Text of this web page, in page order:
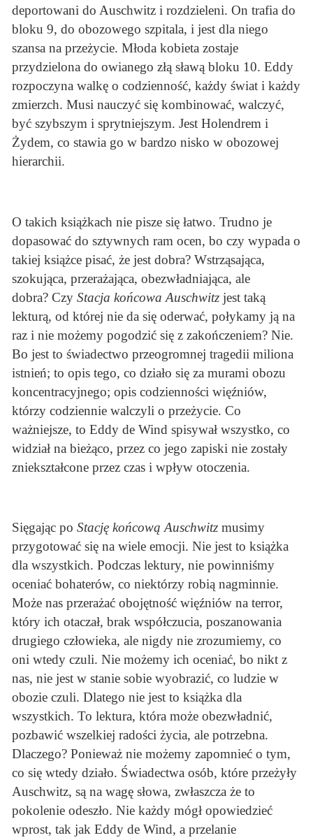
deportowani do Auschwitz i rozdzieleni. On trafia do
bloku 9, do obozowego szpitala, i jest dla niego
szansa na przeżycie. Młoda kobieta zostaje
przydzielona do owianego złą sławą bloku 10. Eddy
rozpoczyna walkę o codzienność, każdy świat i każdy
zmierzch. Musi nauczyć się kombinować, walczyć,
być szybszym i sprytniejszym. Jest Holendrem i
Żydem, co stawia go w bardzo nisko w obozowej
hierarchii.
O takich książkach nie pisze się łatwo. Trudno je
dopasować do sztywnych ram ocen, bo czy wypada o
takiej książce pisać, że jest dobra? Wstrząsająca,
szokująca, przerażająca, obezwładniająca, ale
dobra? Czy Stacja końcowa Auschwitzjest taką
lekturą, od której nie da się oderwać, połykamy ją na
raz i nie możemy pogodzić się z zakończeniem? Nie.
Bo jest to świadectwo przeogromnej tragedii miliona
istnień; to opis tego, co działo się za murami obozu
koncentracyjnego; opis codzienności więźniów,
którzy codziennie walczyli o przeżycie. Co
ważniejsze, to Eddy de Wind spisywał wszystko, co
widział na bieżąco, przez co jego zapiski nie zostały
zniekształcone przez czas i wpływ otoczenia.
Sięgając po Stację końcową Auschwitzmusimy
przygotować się na wiele emocji. Nie jest to książka
dla wszystkich. Podczas lektury, nie powinniśmy
oceniać bohaterów, co niektórzy robią nagminnie.
Może nas przerażać obojętność więźniów na terror,
który ich otaczał, brak współczucia, poszanowania
drugiego człowieka, ale nigdy nie zrozumiemy, co
oni wtedy czuli. Nie możemy ich oceniać, bo nikt z
nas, nie jest w stanie sobie wyobrazić, co ludzie w
obozie czuli. Dlatego nie jest to książka dla
wszystkich. To lektura, która może obezwładnić,
pozbawić wszelkiej radości życia, ale potrzebna.
Dlaczego? Ponieważ nie możemy zapomnieć o tym,
co się wtedy działo. Świadectwa osób, które przeżyły
Auschwitz, są na wagę słowa, zwłaszcza że to
pokolenie odeszło. Nie każdy mógł opowiedzieć
wprost, tak jak Eddy de Wind, a przelanie